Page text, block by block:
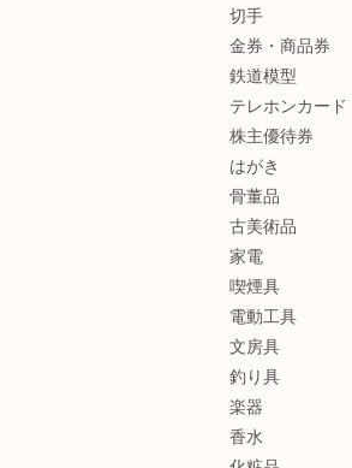
切手
金券・商品券
鉄道模型
テレホンカード
株主優待券
はがき
骨董品
古美術品
家電
喫煙具
電動工具
文房具
釣り具
楽器
香水